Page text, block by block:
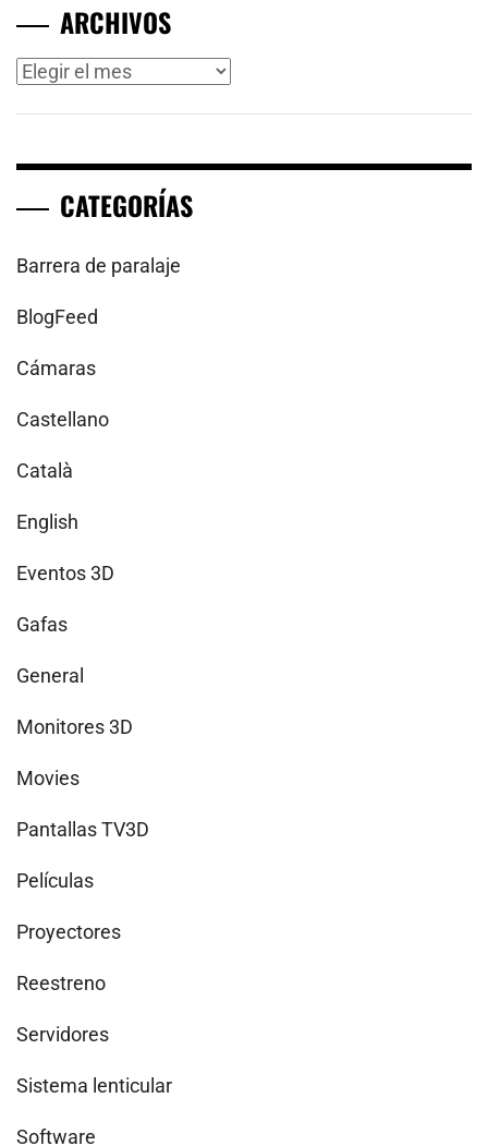
ARCHIVOS
Archivos
CATEGORÍAS
Barrera de paralaje
BlogFeed
Cámaras
Castellano
Català
English
Eventos 3D
Gafas
General
Monitores 3D
Movies
Pantallas TV3D
Películas
Proyectores
Reestreno
Servidores
Sistema lenticular
Software